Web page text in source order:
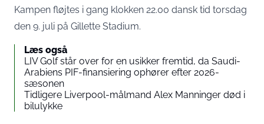
Kampen fløjtes i gang klokken 22.00 dansk tid torsdag
den 9. juli på Gillette Stadium.
Læs også
LIV Golf står over for en usikker fremtid, da Saudi-
Arabiens PIF-finansiering ophører efter 2026-
sæsonen
Tidligere Liverpool-målmand Alex Manninger død i
bilulykke